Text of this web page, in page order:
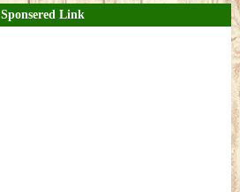
Sponsered Link